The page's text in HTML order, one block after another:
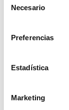
Necesario
Preferencias
Estadística
Marketing
Lasoficinas
los ofrecidos por
flexibilidad. Estos
para trabajar de
La calidad del